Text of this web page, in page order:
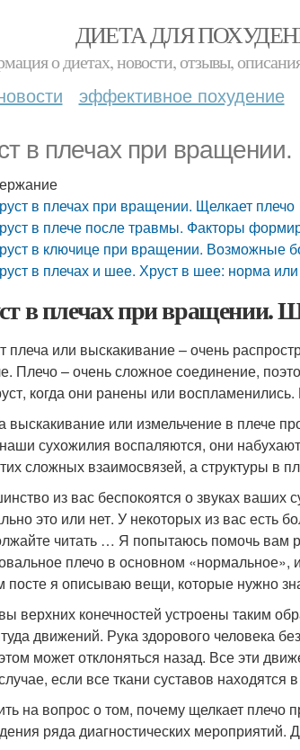
ДИЕТА ДЛЯ
о диетах, новости, отзывы,
эффективное похудение
в плечах при
в плечах при вращении. Щелкает плечо
в плече после травмы. Факторы
в ключице при вращении. Возможные
в плечах и шее. Хруст в шее: норма или
в плечах при вращении.
плеча или выскакивание – очень
Плечо – очень сложное соединение,
когда они ранены или
выскакивание или измельчение в плече
сухожилия воспаляются, они
сложных взаимосвязей, а структуры в
из вас беспокоятся о звуках
это или нет. У некоторых из вас есть
читать … Я попытаюсь помочь вам
плечо в основном «нормальное»,
посте я описываю вещи, которые нужно
верхних конечностей устроены таким
движений. Рука здорового человека
может отклоняться назад. Все эти
если все ткани суставов
на вопрос о том, почему щелкает плечо
ряда диагностических